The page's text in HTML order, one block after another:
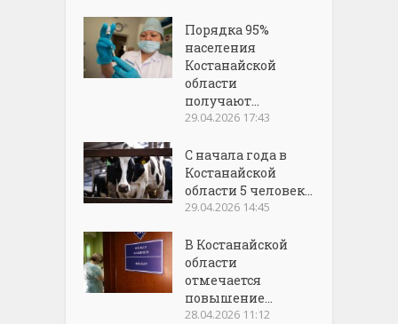
Порядка 95%
населения
Костанайской
области
получают...
29.04.2026 17:43
С начала года в
Костанайской
области 5 человек...
29.04.2026 14:45
В Костанайской
области
отмечается
повышение...
28.04.2026 11:12